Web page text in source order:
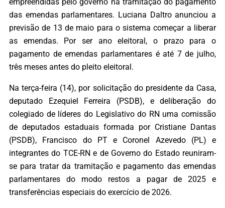
das emendas parlamentares. Luciana Daltro anunciou a
previsão de 13 de maio para o sistema começar a liberar
as emendas. Por ser ano eleitoral, o prazo para o
pagamento de emendas parlamentares é até 7 de julho,
três meses antes do pleito eleitoral.
Na terça-feira (14), por solicitação do presidente da Casa,
deputado Ezequiel Ferreira (PSDB), e deliberação do
colegiado de líderes do Legislativo do RN uma comissão
de deputados estaduais formada por Cristiane Dantas
(PSDB), Francisco do PT e Coronel Azevedo (PL) e
integrantes do TCE-RN e de Governo do Estado reuniram-
se para tratar da tramitação e pagamento das emendas
parlamentares do modo restos a pagar de 2025 e
transferências especiais do exercício de 2026.